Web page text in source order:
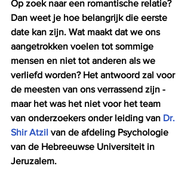
Op zoek naar een romantische relatie?
Dan weet je hoe belangrijk die eerste
date kan zijn. Wat maakt dat we ons
aangetrokken voelen tot sommige
mensen en niet tot anderen als we
verliefd worden? Het antwoord zal voor
de meesten van ons verrassend zijn -
maar het was het niet voor het team
van onderzoekers onder leiding van Dr.
Shir Atzil van de afdeling Psychologie
van de Hebreeuwse Universiteit in
Jeruzalem.